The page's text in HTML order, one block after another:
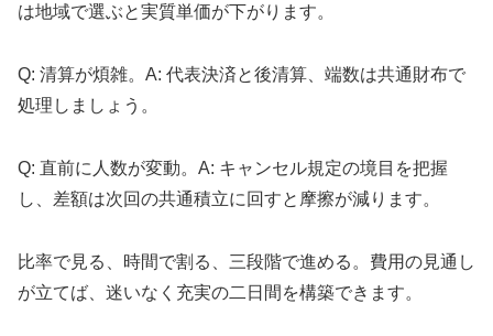
は地域で選ぶと実質単価が下がります。
Q: 清算が煩雑。A: 代表決済と後清算、端数は共通財布で
処理しましょう。
Q: 直前に人数が変動。A: キャンセル規定の境目を把握
し、差額は次回の共通積立に回すと摩擦が減ります。
比率で見る、時間で割る、三段階で進める。費用の見通し
が立てば、迷いなく充実の二日間を構築できます。